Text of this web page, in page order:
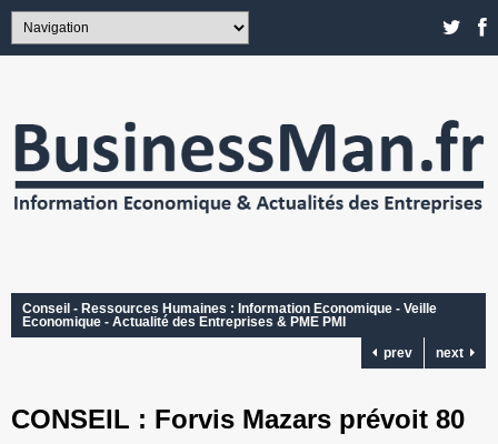
Conseil - Ressources Humaines : Information Economique - Veille
Economique - Actualité des Entreprises & PME PMI
prev
next
CONSEIL : Forvis Mazars prévoit 80